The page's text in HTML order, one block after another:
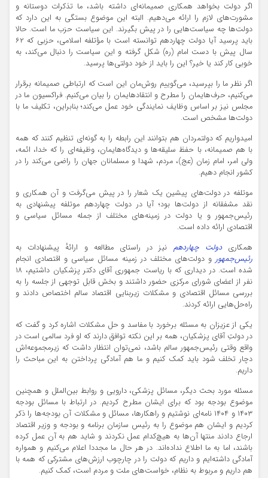
اگر دولت بخواهد همکاری صمیمانه‌ای داشته باشد، ما تذکرات دوستانه و
مشورت‌های لازم را ارائه می‌دهیم. البته این موضوع بستگی به این دارد که
دولت‌ها چه سیاست‌هایی را در پیش بگیرند. این سیاست حزب ما است. حالا
باید پرسید آیا دولت چهاردهم توانسته است با مؤتلفه اسلامی، حزبی که ۶۲
سال پیش با دست امام (ره) شکل گرفته و این سیاست را دنبال می‌کند، به
خوبی کار کند یا خیر؟ این را باید از خود دولتی‌ها پرسید.
اگر نظر ما را بپرسید، می‌گوییم روش‌مان این است که ارتباطی صمیمانه برقرار
می‌کنیم، حرف‌هایمان را مطرح و انتقادهایمان را بیان می‌کنیم. فراکسیون ما در
مجلس نیز بر اساس وظایف نمایندگی خود عمل می‌کند؛ بنابراین، تکلیف ما با
دولت‌ها مشخص است.
امیدواریم که دولتمردان هم بتوانند این رابطه را به گونه‌ای تنظیم کنند که همه
با هم صمیمانه، با حفظ سلیقه‌ها و دیدگاه‌هایمان، وظیفه‌ای را که خدا، ائمه،
ولی امر، امام زمان (عج)، مردم، شهدا و مسلمانان جهان را راضی می‌کند را در
کشور انجام دهیم.
موتلفه در دولت‌های پیشین یک شعار را در پیش می‌گرفت و آن همکاری و
نقد مشفقانه از دولت‌ها بود؛ آیا در دولت چهاردهم موتلفه پیشنهادی به
رئیس‌جمهور و یا دولت در زمینه‌های مختلف از جمله مسائل سیاسی و
اقتصادی ارائه داده است.
همکاریدولت چهاردهم نیز در راستای مطالعه و ارائهٔ پیشنهادات به
رئیس‌جمهورو دولت‌های مختلف در زمینه مسائل سیاسی و اقتصادی انجام
شده است. در دیداری که با ریاست جمهوری آقای دکتر پزشکیان داشتیم، ۱۸
نفر از اعضای شورای مرکزی حضور داشتند و بخش قابل توجهی از جلسه را به
بررسی مسائل اقتصادی و مشکلات زیربنایی اقتصاد سالم اختصاص دادند و
راه‌حل‌هایی ارائه کردند.
یکی از عزیزان‌ به مسئله برخورد با مفاسد و حل مشکلات اشاره کرد و گفت که
در دولتِ آقای پزشکیان، همه بر این نکته توافق دارند که او فرد سالمی است در
واقع وقتی رئیس‌جمهور سالم باشد، نمی‌توان انتظار داشت که زیرمجموعه‌اش
دچار تخلف شود باید کمک کنیم و ما هم آمادگی پرداختن به این مباحث را
داریم.
مسئله مورد بحث دیگر، مسائل پزشکی، دارویی و روابط بین‌الملل و همچنین
موضوع بودجه بود که برای ایشان مطرح کردیم. در ارتباط با مسائل بودجه
۱۴۰۳ و ۱۴۰۴ نامه‌ای نوشتیم و راهکارها، مسائل و مشکلات آن بودجه‌ها را ذکر
کردیم و ایشان هم موضوع را به رئیس سازمان برنامه و بودجه و وزیر اقتصاد
ارجاع دادند منتها آن‌ها به هیچ‌کدام عمل نکردند و شاید هم به آن عمل کرده
باشند، اما به ما اطلاع نداده‌اند. در هر حال ما مجددا اعلام می‌کنیم و همواره
آمادگی داشته‌ایم و داریم که دولت را در چارچوب ارزش‌های مشترکی که همه با
هم داریم و مربوط به نظام، خواست‌های ملت و مردم است، کمک کنیم.